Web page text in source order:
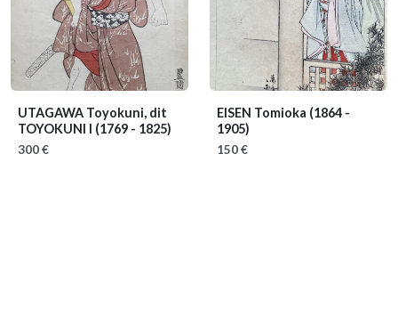
UTAGAWA Toyokuni, dit
TOYOKUNI I (1769 - 1825)
300 €
EISEN Tomioka (1864 -
1905)
150 €